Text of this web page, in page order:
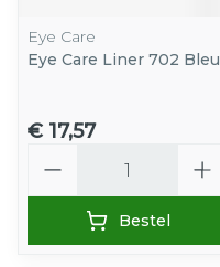
Eye Care
Eye Care Liner 702 Bleu
€ 17,57
Bestel